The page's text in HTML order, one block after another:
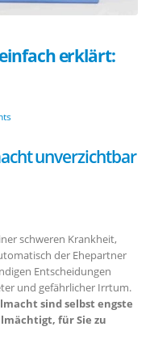
erklärt:
unverzichtbar
schweren Krankheit,
der Ehepartner
Entscheidungen
und gefährlicher Irrtum.
sind selbst engste
für Sie zu